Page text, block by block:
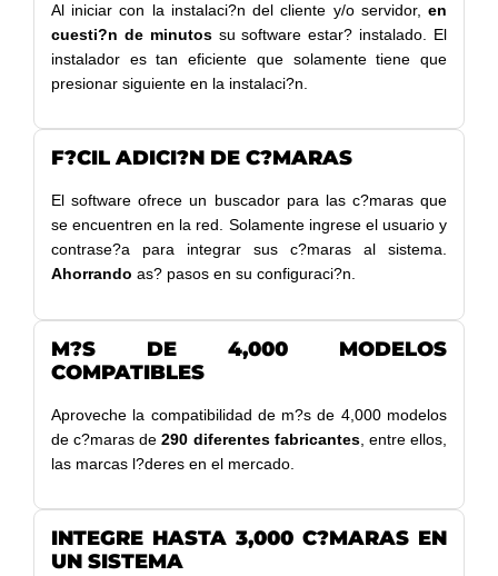
Al iniciar con la instalaci?n del cliente y/o servidor, en
cuesti?n de minutossu software estar? instalado. El
instalador es tan eficiente que solamente tiene que
presionar siguiente en la instalaci?n.
F?CIL ADICI?N DE C?MARAS
El software ofrece un buscador para las c?maras que
se encuentren en la red. Solamente ingrese el usuario y
contrase?a para integrar sus c?maras al sistema.
Ahorrando as? pasos en su configuraci?n.
M?S DE 4,000 MODELOS
COMPATIBLES
Aproveche la compatibilidad de m?s de 4,000 modelos
de c?maras de290 diferentes fabricantes, entre ellos,
las marcas l?deres en el mercado.
INTEGRE HASTA 3,000 C?MARAS EN
UN SISTEMA